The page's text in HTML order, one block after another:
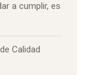
a cumplir, es
Calidad